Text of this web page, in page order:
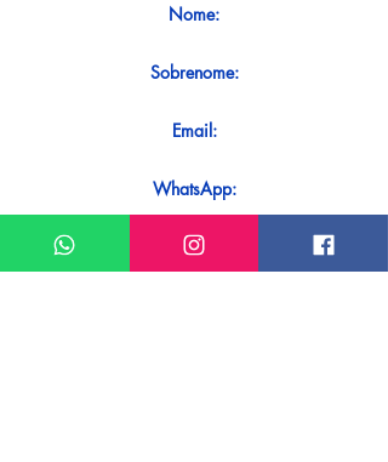
Nome:
Sobrenome:
Email:
WhatsApp:
Mensagem: